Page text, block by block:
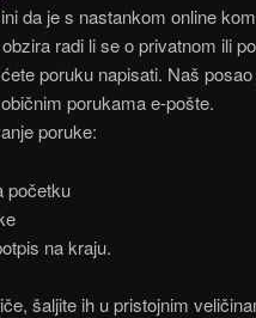
da je s nastankom online
radi li se o privatnom ili
poruku napisati. Naš
porukama e-pošte.
poruke:
početku
na kraju.
šaljite ih u pristojnim